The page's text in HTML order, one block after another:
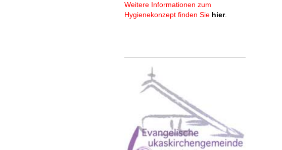
Weitere Informationen zum
Hygienekonzept finden Sie hier.